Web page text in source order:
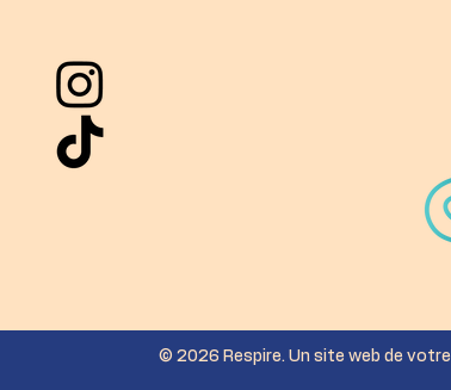
© 2026 Respire. Un site web de votre